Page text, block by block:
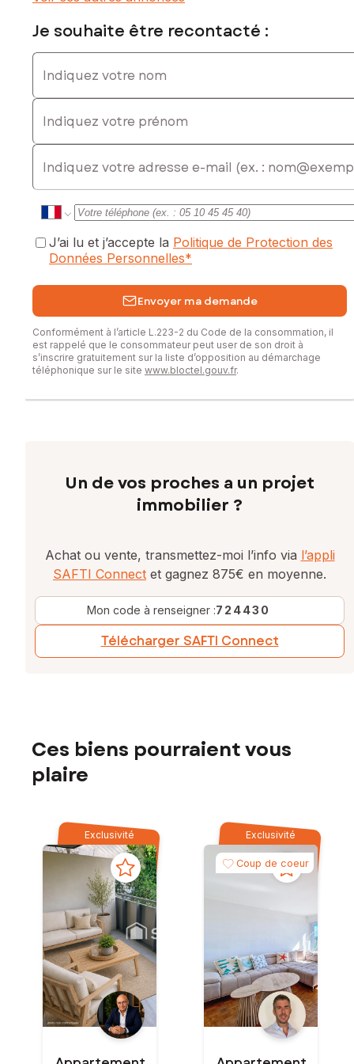
commercial immatriculé au RSAC de BEZIERS sous le
numéro 918 373 721
Je souhaite être recontacté :
Indiquez votre nom
Indiquez votre prénom
E-mail
J’ai lu et j’accepte la Politique de Protection des
Données Personnelles*
Envoyer ma demande
Conformément à l’article L.223-2 du Code de la consommation, il
est rappelé que le consommateur peut user de son droit à
s’inscrire gratuitement sur la liste d’opposition au démarchage
téléphonique sur le site www.bloctel.gouv.fr.
Un de vos proches a un projet
immobilier ?
Achat ou vente, transmettez-moi l’info via l’appli
SAFTI Connect et gagnez 875€ en moyenne.
Mon code à renseigner :724430
Télécharger SAFTI Connect
Ces biens pourraient vous
plaire
Exclusivité Exclusivité
Coup de coeur